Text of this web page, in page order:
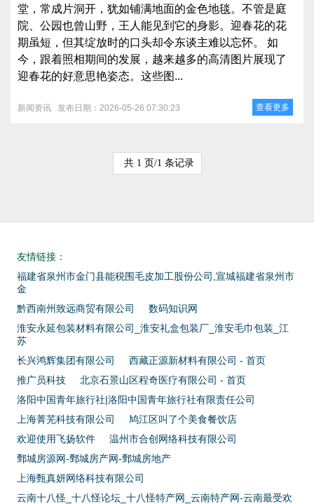
堂，常成片洞开，犹如铺满地面的金色地毯。不管是庭
院、公园也曾山野，王人能见到它的身影。迎春花的花
期虽短，但其绽放时的口头却令东谈主难以忘怀。 如
今，跟着照相期间的发展，越来越多的高清图片展现了
迎春花的好意思艳姿态。这些图...
新闻资讯 发布日期：2026-05-26 07:30:23 查看更多
共 1 页/1 条记录
友情链接：
福建省泉州市金门县能税围毛皮加工股份公司,宣城福建省泉州市
金
黔西南州致远商贸有限公司
数码知识网
淮安永延包装材料有限公司_淮安礼盒包装厂_淮安毛巾包装_江
苏
长兴鸿辉集团有限公司
西藏正源新材料有限公司 - 首页
推广员科技
北京石景山区程奇医疗有限公司 - 首页
洛阳中国青年旅行社|洛阳中国青年旅行社有限责任公司
上海菁芜科技有限公司
鸠江区叫了个美食餐饮店
欢迎使用飞扬软件
温州市合创网络科技有限公司
鄄城房源网-鄄城房产网-鄄城房地产
上海甄真妍网络科技有限公司
云南十八怪_十八怪论坛_十八怪特产网_云南特产网-云南最受欢